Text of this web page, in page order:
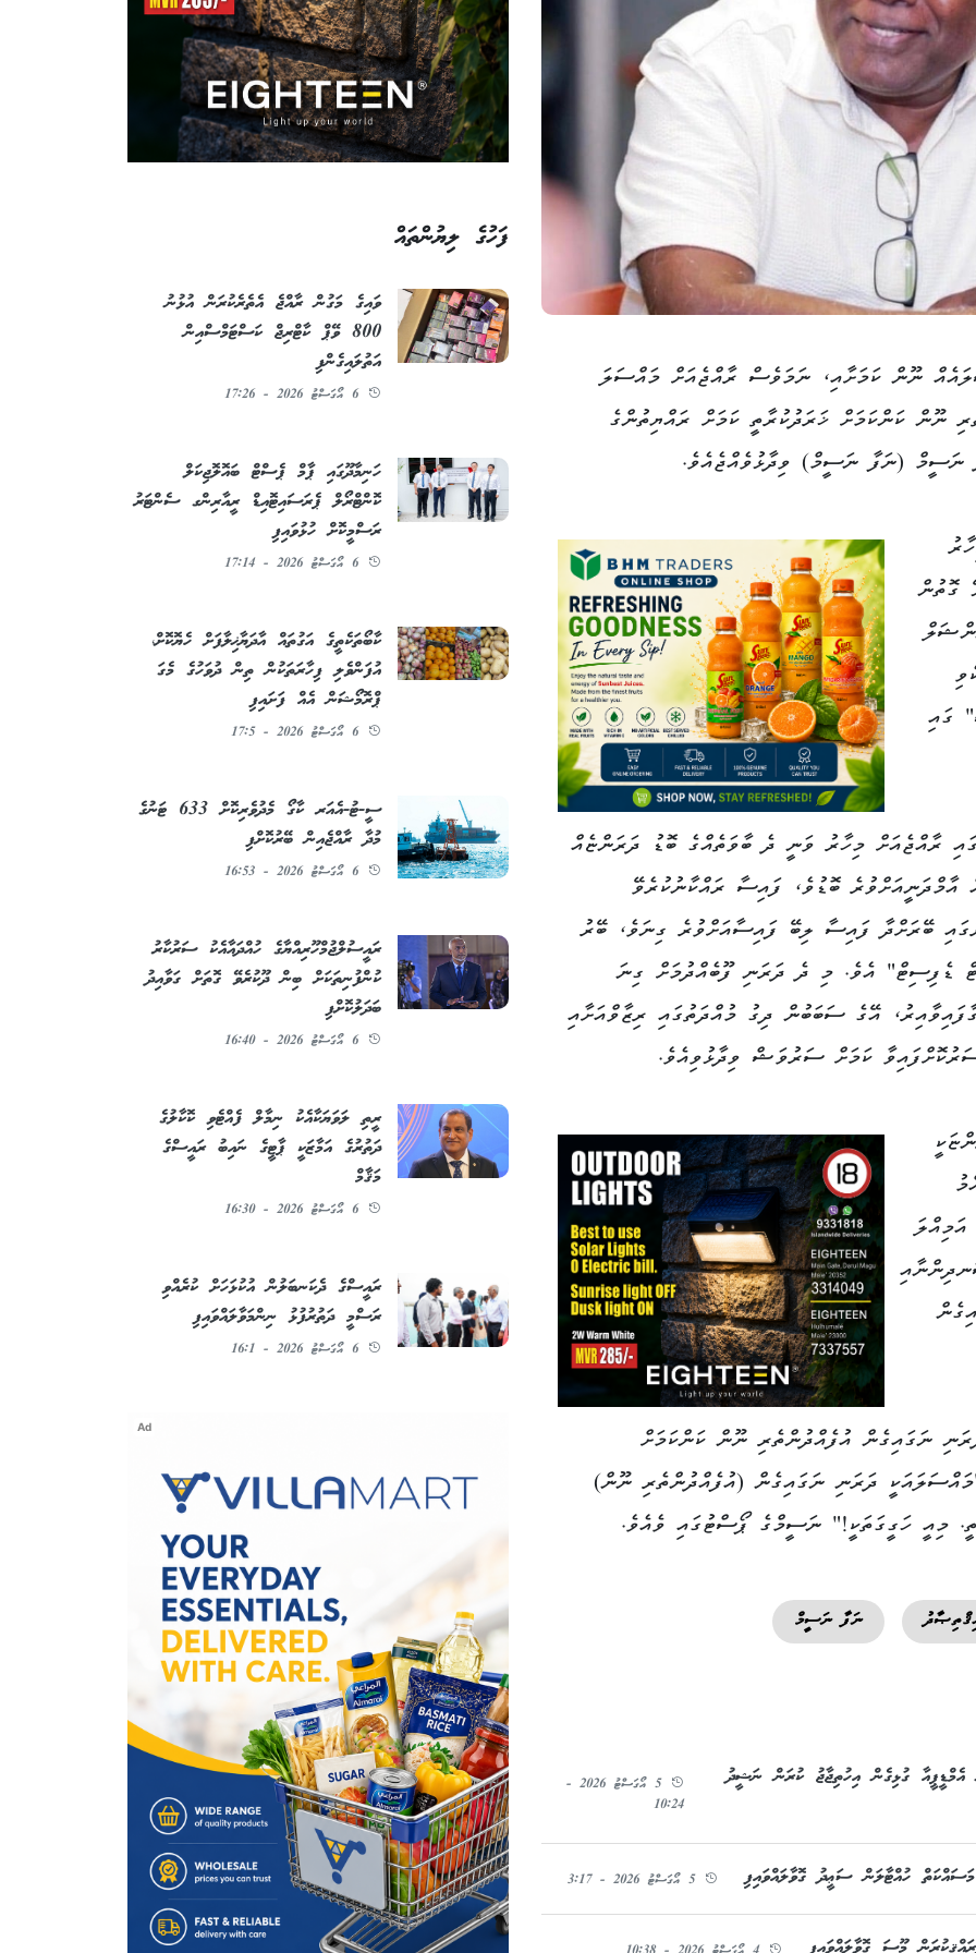
ނޫން ކަމަށާއި، ނަމަވެސް ރާއްޖެއަށް މައްސަލަ
ނޫން ކަންކަމަށް ޚަރަދުކުރާތީ ކަމަށް ރައްޔިތުންގެ
ނަސީމް (ނަފާ ނަސީމް) ވިދާޅުވެއްޖެއެވެ.
ގޮތުން
ގައި
ރާއްޖެއަށް މިހާރު ވަނީ ދެ ބާވަތެއްގެ ބޮޑު ދަރަންޏެއް
އާމްދަނީއަށްވުރެ ބޮޑުވެ، ފައިސާ ރައްކާނުކުރެވޭ
ބޭރަށްދާ ފައިސާ ލިބޭ ފައިސާއަށްވުރެ ގިނަވެ، ބޭރު
ޑެފިސިޓް" އެވެ. މި ދެ ދަރަނި ފޫބެއްދުމަށް ގިނަ
އޭގެ ސަބަބުން ދިގު މުއްދަތުގައި ރިޒާވްއަށާއި
ކަމަށް ސަރުވަޝް ވިދާޅުވިއެވެ.
ނަގައިގެން އުފެއްދުންތެރި ނޫން ކަންކަމަށް
ދަރަނި ނަގައިގެން (އުފެއްދުންތެރި ނޫން)
މިއީ ހަގީގަތަކީ!" ނަސީމްގެ ޕޯސްޓުގައި ވެއެވެ.
ނަފާ ނަސީމް
ގުޅިގެން އިހުތިޖާޖު ކުރަން ނަޝީދު
5 އޯގަސްޓު 2026 -
10:24
ހުއްޓާލަން ސަޢީދު ގޮވާލައްވައިފި 5 އޯގަސްޓު 2026 - 3:17
ފަހުގެ ލިޔުންތައް
ވައިގެ މަގުން ރާއްޖެ އެތެރެކުރަން އުޅުނު
800 ވޭޕް ކާޓްރިޖް ކަސްޓަމްސްއިން
އަތުލައިގެންފި
6 އޯގަސްޓު 2026 - 17:26
ހަނިމާދޫގައި ޕާމް ޕެސްޓް ބައޮލޮޖިކަލް
ކޮންޓްރޯލް ޕެރަސައިޓޮއިޑް ރީއާރިންގ ސެންޓަރު
ރަސްމީކޮށް ހުޅުވައިފި
6 އޯގަސްޓު 2026 - 17:14
ކާބޯތަކެތީގެ އަގުތައް އާދަޔާޚިލާފަށް ހެޔޮކޮށް،
އުފަންވެލި ފިހާރަތަކުން ތިން ދުވަހުގެ މެގަ
ޕްރޮމޯޝަން އެއް ފަށައިފި
6 އޯގަސްޓު 2026 - 17:5
ސީ-ޓު-އެއަރ ކާގޯ މެދުވެރިކޮށް 633 ޓަނުގެ
މުދާ ރާއްޖެއިން ބޭރުކޮށްފި
6 އޯގަސްޓު 2026 - 16:53
ރައީސުލްޖުމްހޫރިއްޔާގެ ހުއްދައާއެކު ސަރުކާރު
ކުންފުނިތަކަށް ބިން ދޫކުރެވޭ ގޮތަށް ގަވާއިދު
ބަދަލުކޮށްފި
6 އޯގަސްޓު 2026 - 16:40
ރީތި ލަވަޔަކާއެކު ނިމާލް ފެއްޓެވި ކޮކާލުގެ
ދަތުރުގެ އަމާޒަކީ ޕާޓީގެ ނައިބު ރައީސްގެ
މަޤާމް
6 އޯގަސްޓު 2026 - 16:30
ރައީސްގެ ދެކަނބަލުން އުކުޅަހަށް ކުރެއްވި
ރަސްމީ ދަތުރުފުޅު ނިންމަވާލައްވައިފި
6 އޯގަސްޓު 2026 - 16:1
Ad